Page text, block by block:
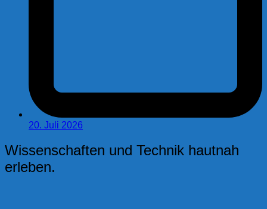
20. Juli 2026
Wissenschaften und Technik hautnah
erleben.